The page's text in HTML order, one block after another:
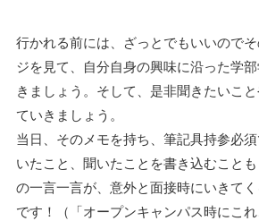
行かれる前には、ざっとでもいいので
ジを見て、自分自身の興味に沿った学
きましょう。そして、是非聞きたいこ
ていきましょう。
当日、そのメモを持ち、筆記具持参必
いたこと、聞いたことを書き込むこと
の一言一言が、意外と面接時にいきてく
です！（「オープンキャンパス時にこ